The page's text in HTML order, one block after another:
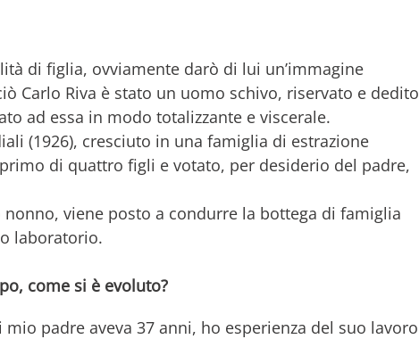
di figlia, ovviamente darò di lui un’immagine
Carlo Riva è stato un uomo schivo, riservato e dedito
ad essa in modo totalizzante e viscerale.
(1926), cresciuto in una famiglia di estrazione
di quattro figli e votato, per desiderio del padre,
viene posto a condurre la bottega di famiglia
laboratorio.
come si è evoluto?
padre aveva 37 anni, ho esperienza del suo lavoro